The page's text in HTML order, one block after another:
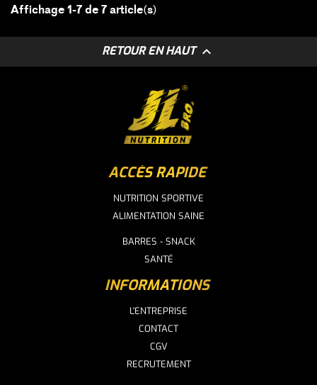
Affichage 1-7 de 7 article(s)
RETOUR EN HAUT 
ACCÈS RAPIDE
NUTRITION SPORTIVE
ALIMENTATION SAINE
BARRES - SNACK
SANTÉ
INFORMATIONS
L'ENTREPRISE
CONTACT
CGV
RECRUTEMENT